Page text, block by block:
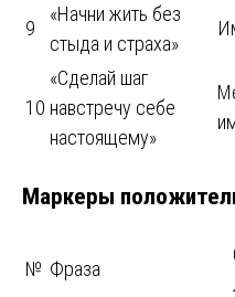
9
«Начни жить без
стыда и страха»
10
«Сделай шаг
навстречу себе
настоящему»
Маркеры
№ Фраза